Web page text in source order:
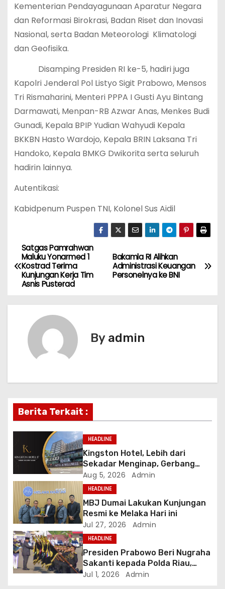
Kementerian Pendayagunaan Aparatur Negara
dan Reformasi Birokrasi, Badan Riset dan Inovasi
Nasional, serta Badan Meteorologi Klimatologi
dan Geofisika.
Disamping Presiden RI ke-5, hadiri juga
Kapolri Jenderal Pol Listyo Sigit Prabowo, Mensos
Tri Rismaharini, Menteri PPPA I Gusti Ayu Bintang
Darmawati, Menpan-RB Azwar Anas, Menkes Budi
Gunadi, Kepala BPIP Yudian Wahyudi Kepala
BKKBN Hasto Wardojo, Kepala BRIN Laksana Tri
Handoko, Kepala BMKG Dwikorita serta seluruh
hadirin lainnya.
Autentikasi:
Kabidpenum Puspen TNI, Kolonel Sus Aidil
P
o
v
i
g
t
i
o
n
Bakamla RI Alihkan
Administrasi Keuangan
Personelnya ke BNI
Satgas Pamrahwan
Maluku Yonarmed 1
Kostrad Terima
Kunjungan Kerja Tim
Asnis Pusterad
By admin
Berita Terkait :
HEADLINE
Kingston Hotel, Lebih dari
Sekadar Menginap, Gerbang
Anda Menuju yang Terbaik di
Melaka
Aug 5, 2026 Admin
HEADLINE
MBJ Dumai Lakukan Kunjungan
Resmi ke Melaka Hari ini
Jul 27, 2026 Admin
HEADLINE
Presiden Prabowo Beri Nugraha
Sakanti kepada Polda Riau,
Kapolda: Penghargaan Ini Milik
Jul 1, 2026 Admin